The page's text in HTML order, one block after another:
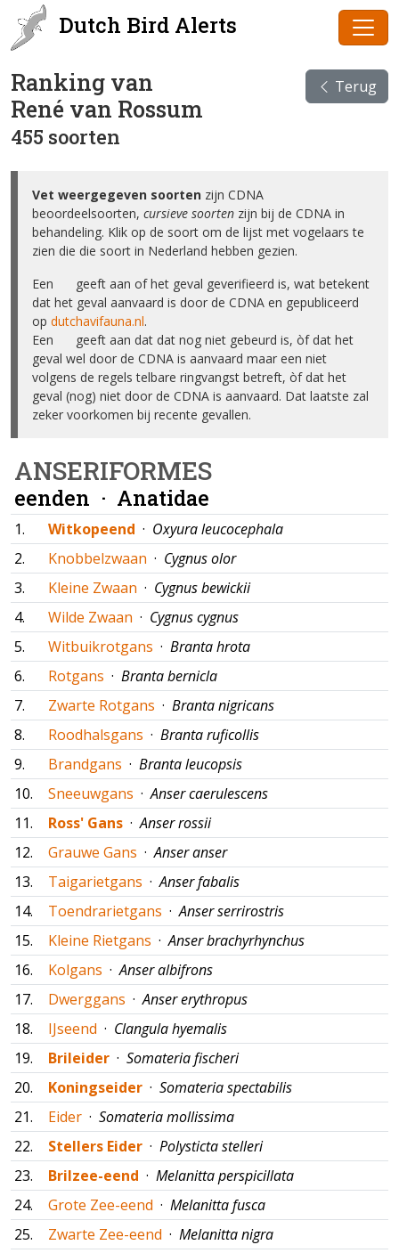
Dutch Bird Alerts
Ranking van
René van Rossum
455 soorten
Terug
Vet weergegeven soorten zijn CDNA
beoordeelsoorten, cursieve soorten zijn bij de CDNA in
behandeling. Klik op de soort om de lijst met vogelaars te
zien die die soort in Nederland hebben gezien.
Een ✅ geeft aan of het geval geverifieerd is, wat betekent
dat het geval aanvaard is door de CDNA en gepubliceerd
op dutchavifauna.nl.
Een ❌ geeft aan dat dat nog niet gebeurd is, òf dat het
geval wel door de CDNA is aanvaard maar een niet
volgens de regels telbare ringvangst betreft, òf dat het
geval (nog) niet door de CDNA is aanvaard. Dat laatste zal
zeker voorkomen bij recente gevallen.
ANSERIFORMES
eenden · Anatidae
1. Witkopeend · Oxyura leucocephala
2.
Knobbelzwaan · Cygnus olor
3.
Kleine Zwaan · Cygnus bewickii
4.
Wilde Zwaan · Cygnus cygnus
5.
Witbuikrotgans · Branta hrota
6.
Rotgans · Branta bernicla
7.
Zwarte Rotgans · Branta nigricans
8.
Roodhalsgans · Branta ruficollis
9.
Brandgans · Branta leucopsis
10.
Sneeuwgans ·Anser caerulescens
11.
Ross' Gans ·Anser rossii
12.
Grauwe Gans ·Anser anser
13.
Taigarietgans ·Anser fabalis
14.
Toendrarietgans ·Anser serrirostris
15.
Kleine Rietgans ·Anser brachyrhynchus
16.
Kolgans ·Anser albifrons
17.
Dwerggans ·Anser erythropus
18.
IJseend · Clangula hyemalis
19.
Brileider · Somateria fischeri
20.
Koningseider · Somateria spectabilis
21.
Eider · Somateria mollissima
22.
Stellers Eider · Polysticta stelleri
23.
Brilzee-eend · Melanitta perspicillata
24.
Grote Zee-eend · Melanitta fusca
25.
Zwarte Zee-eend · Melanitta nigra